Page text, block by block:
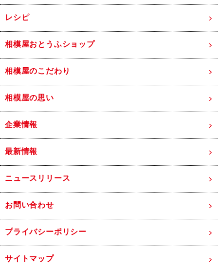
レシピ
相模屋おとうふショップ
相模屋のこだわり
相模屋の思い
企業情報
最新情報
ニュースリリース
お問い合わせ
プライバシーポリシー
サイトマップ